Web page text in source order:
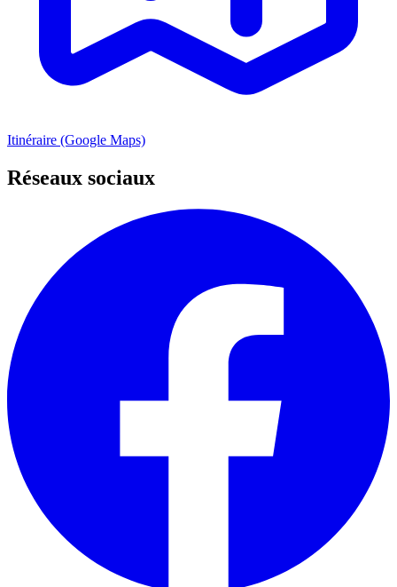
Itinéraire (Google Maps)
Réseaux sociaux